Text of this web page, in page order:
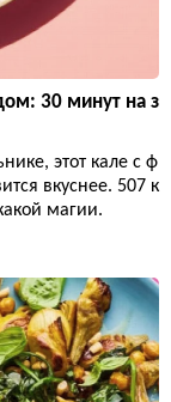
30 минут на з
этот кале с ф
вкуснее. 507 к
магии.